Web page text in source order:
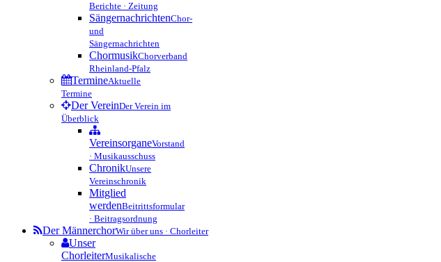
Berichte · Zeitung
SängernachrichtenChor-
und
Sängernachrichten
ChormusikChorverband
Rheinland-Pfalz
TermineAktuelle
Termine
Der VereinDer Verein im
Überblick
VereinsorganeVorstand
· Musikausschuss
ChronikUnsere
Vereinschronik
Mitglied
werdenBeitrittsformular
· Beitragsordnung
Der MännerchorWir über uns · Chorleiter
Unser
ChorleiterMusikalische